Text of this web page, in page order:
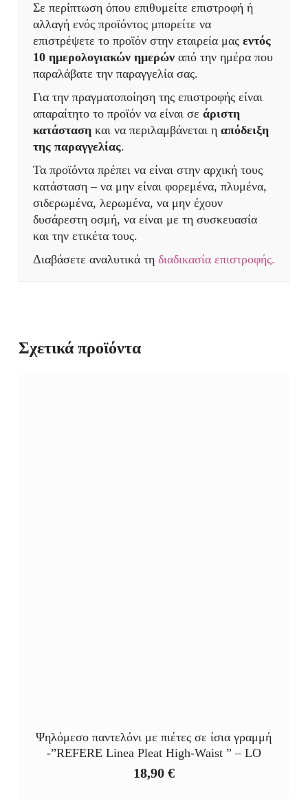
Σε περίπτωση όπου επιθυμείτε επιστροφή ή
αλλαγή ενός προϊόντος μπορείτε να
επιστρέψετε το προϊόν στην εταιρεία μας εντός
10 ημερολογιακών ημερώναπό την ημέρα που
παραλάβατε την παραγγελία σας.
Για την πραγματοποίηση της επιστροφής είναι
απαραίτητο το προϊόν να είναι σε άριστη
κατάστασηκαι να περιλαμβάνεται η απόδειξη
της παραγγελίας.
Τα προϊόντα πρέπει να είναι στην αρχική τους
κατάσταση – να μην είναι φορεμένα, πλυμένα,
σιδερωμένα, λερωμένα, να μην έχουν
δυσάρεστη οσμή, να είναι με τη συσκευασία
και την ετικέτα τους.
Διαβάσετε αναλυτικά τη διαδικασία επιστροφής.
Σχετικά προϊόντα
Ψηλόμεσο παντελόνι με πιέτες σε ίσια γραμμή
-”REFERE Linea Pleat High‑Waist ” – LO
18,90 €